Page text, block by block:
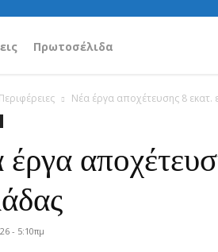
Πρωτοσέλιδα
Περιφέρειες Νέα έργα αποχέτευσης 8 εκατ.
- 5:10πμ